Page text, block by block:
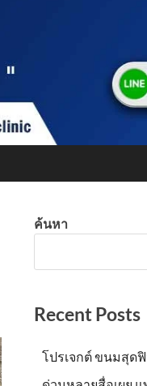
ค้นหา
Recent Posts
โปรเจกต์ ขนมสุด